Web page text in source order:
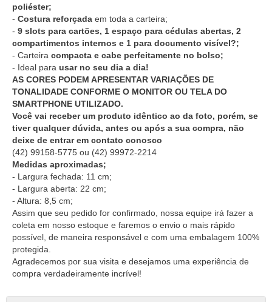
poliéster;
- Costura reforçada em toda a carteira;
- 9 slots para cartões, 1 espaço para cédulas abertas, 2
compartimentos internos e 1 para documento visível?;
- Carteira compacta e cabe perfeitamente no bolso;
- Ideal para usar no seu dia a dia!
AS CORES PODEM APRESENTAR VARIAÇÕES DE
TONALIDADE CONFORME O MONITOR OU TELA DO
SMARTPHONE UTILIZADO.
Você vai receber um produto idêntico ao da foto, porém, se
tiver qualquer dúvida, antes ou após a sua compra, não
deixe de entrar em contato conosco
(42) 99158-5775 ou (42) 99972-2214
Medidas aproximadas;
- Largura fechada: 11 cm;
- Largura aberta: 22 cm;
- Altura: 8,5 cm;
Assim que seu pedido for confirmado, nossa equipe irá fazer a
coleta em nosso estoque e faremos o envio o mais rápido
possível, de maneira responsável e com uma embalagem 100%
protegida.
Agradecemos por sua visita e desejamos uma experiência de
compra verdadeiramente incrível!